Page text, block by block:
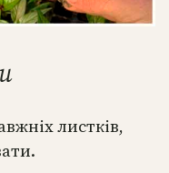
листків,